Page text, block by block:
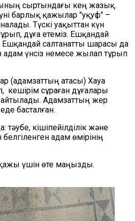
сыртындағы кең жазық.
барлық қажылар "уқуф" –
Түскі уақыттан күн
дұға етеміз. Ешқандай
салтанатты шарасы да
үнсіз немесе жылап тұрып
(адамзаттың атасы) Хауа
кешірім сұраған дұғалары
Адамзаттың жер
басталған.
кішіпейілділік және
адам өмірінің
үшін өте маңызды.